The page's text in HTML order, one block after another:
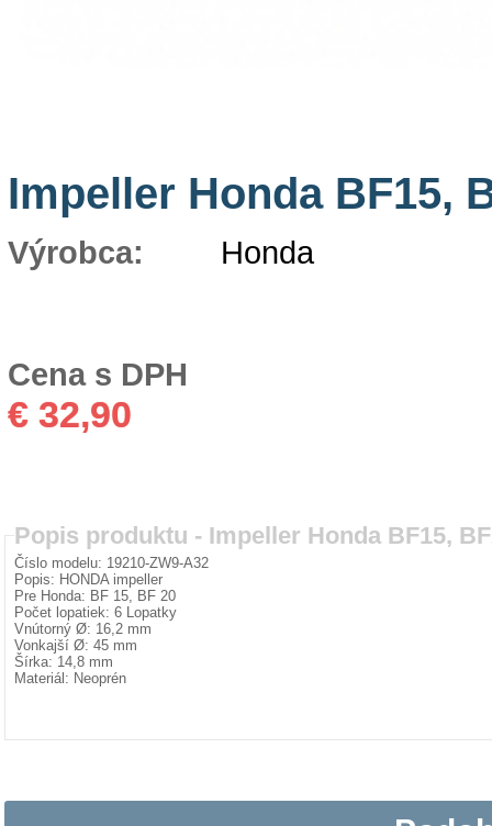
Impeller Honda BF15,
Výrobca: Honda
Cena s DPH
€ 32,90
Popis produktu - Impeller Honda BF15,
Číslo modelu: 19210-ZW9-A32
Popis: HONDA impeller
Pre Honda: BF 15, BF 20
Počet lopatiek: 6 Lopatky
Vnútorný Ø: 16,2 mm
Vonkajší Ø: 45 mm
Šírka: 14,8 mm
Materiál: Neoprén